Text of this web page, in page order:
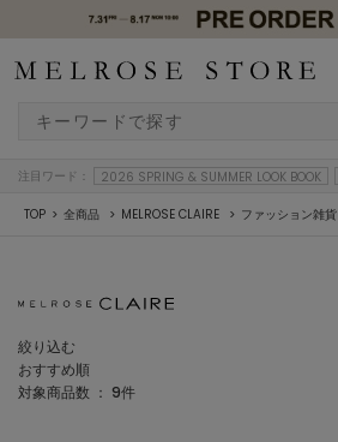
注目ワード： 2026 SPRING & SUMMER LOOK BOOK
TOP 全商品 MELROSE CLAIRE ファッション雑貨
絞り込む
おすすめ順
対象商品数 ： 9件